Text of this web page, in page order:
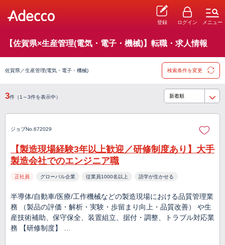
登録 ログイン メニュー
【佐賀県×生産管理(電気・電子・機械)】転職・求人情報
佐賀県／生産管理(電気・電子・機械) 検索条件を変更
3件（1～3件を表示中）
ジョブNo.672029
【製造現場経験3年以上歓迎／研修制度あり】大手
製造会社でのエンジニア職
正社員 グローバル企業 従業員1000名以上 語学が生かせる
半導体/自動車/医療/工作機械などの製造現場における品質管理業
務 （製品の評価・解析・実験・歩留まり向上・品質改善） や生
産技術補助、保守保全、装置組立、据付・調整、トラブル対応業
務 【研修制度】 …